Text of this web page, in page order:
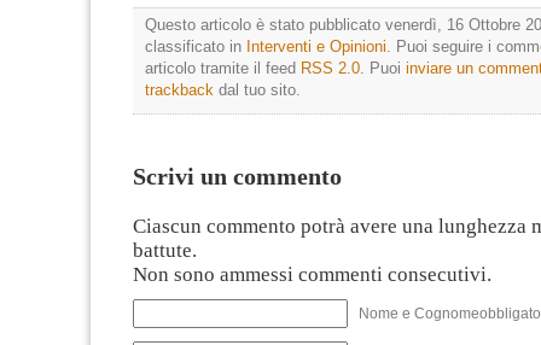
Questo articolo è stato pubblicato venerdì, 16 Ottobre
classificato in Interventi e Opinioni . Puoi seguire i
articolo tramite il feed RSS 2.0 . Puoi inviare un
trackback dal tuo sito.
Scrivi un commento
Ciascun commento potrà avere una lunghezza
battute.
Non sono ammessi commenti consecutivi.
Nome e